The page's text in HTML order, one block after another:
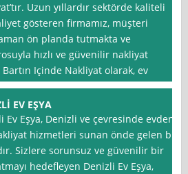
Uzun yıllardır sektörde kaliteli
gösteren firmamız, müşteri
ön planda tutmakta ve
hızlı ve güvenilir nakliyat
Içinde Nakliyat olarak, ev
EV EŞYA
Ev Eşya, Denizli ve çevresinde evden
hizmetleri sunan önde gelen bir
Sizlere sorunsuz ve güvenilir bir
hedefleyen Denizli Ev Eşya,